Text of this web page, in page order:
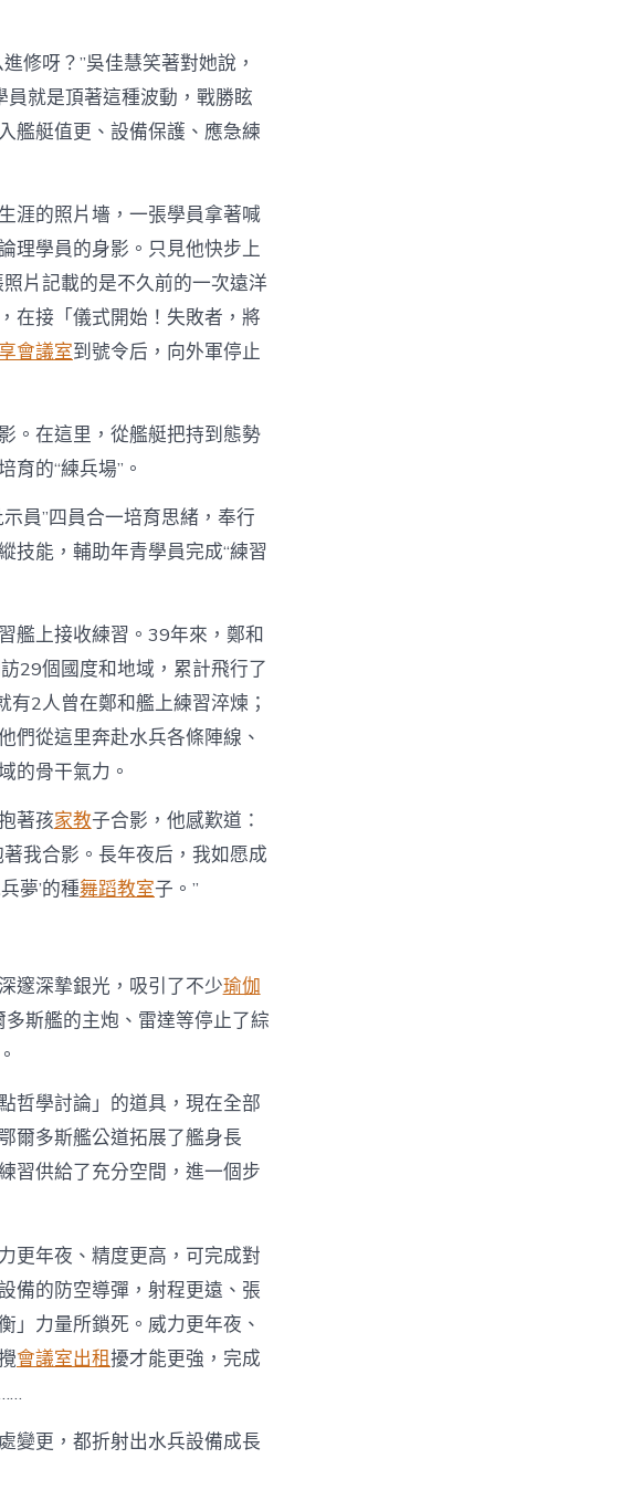
修呀？”吳佳慧笑著對她說，
就是頂著這種波動，戰勝眩
艦艇值更、設備保護、應急練
涯的照片墻，一張學員拿著喊
理學員的身影。只見他快步上
片記載的是不久前的一次遠洋
在接「儀式開始！失敗者，將
會議室到號令后，向外軍停止
。在這里，從艦艇把持到態勢
育的“練兵場”。
員”四員合一培育思緒，奉行
技能，輔助年青學員完成“練習
艦上接收練習。39年來，鄭和
29個國度和地域，累計飛行了
2人曾在鄭和艦上練習淬煉；
們從這里奔赴水兵各條陣線、
的骨干氣力。
著孩家教子合影，他感歎道：
我合影。長年夜后，我如愿成
夢’的種舞蹈教室子。”
邃深摯銀光，吸引了不少瑜伽
斯艦的主炮、雷達等停止了綜
哲學討論」的道具，現在全部
爾多斯艦公道拓展了艦身長
習供給了充分空間，進一個步
更年夜、精度更高，可完成對
備的防空導彈，射程更遠、張
」力量所鎖死。威力更年夜、
會議室出租擾才能更強，完成
變更，都折射出水兵設備成長